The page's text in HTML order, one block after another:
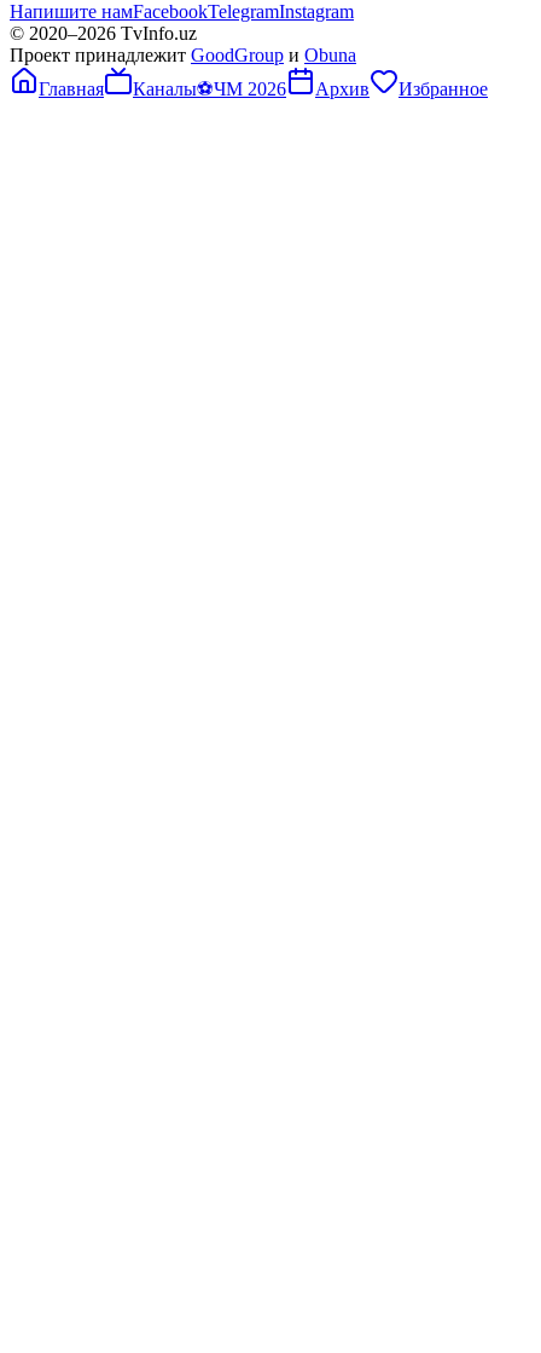
Напишите намFacebookTelegramInstagram
© 2020–2026 TvInfo.uz
Проект принадлежит GoodGroup и Obuna
Главная
Каналы⚽ЧМ 2026 Архив Избранное